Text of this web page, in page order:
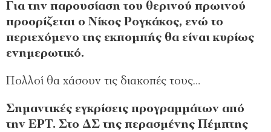
Για την παρουσίαση του θερινού πρωινού
προορίζεται ο Νίκος Ρογκάκος, ενώ το
περιεχόμενο της εκπομπής θα είναι κυρίως
ενημερωτικό.
Πολλοί θα χάσουν τις διακοπές τους…
Σημαντικές εγκρίσεις προγραμμάτων από
την ΕΡΤ. Στο ΔΣ της περασμένης Πέμπτης